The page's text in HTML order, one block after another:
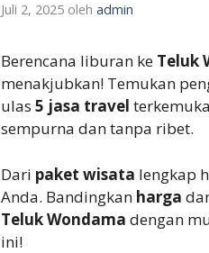
Juli 2, 2025 oleh admin
Berencana liburan ke Teluk
menakjubkan! Temukan
ulas 5 jasa travel
sempurna dan tanpa ribet.
Dari paket wisata lengkap
Anda. Bandingkan harga
Teluk Wondama dengan
ini!